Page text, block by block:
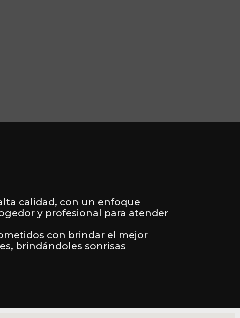
calidad, con un enfoque
y profesional para atender
con brindar el mejor
brindándoles sonrisas